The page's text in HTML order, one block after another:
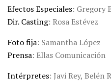
Efectos Especiales: Gregory
Dir. Casting: Rosa Estévez
Foto fija: Samantha López
Prensa: Ellas Comunicación
Intérpretes: Javi Rey, Belén